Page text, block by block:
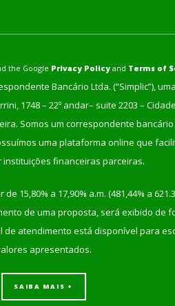
the Google Privacy Policy and Terms of
Bancário Ltda. (“Simplic”),
1748 – 22º andar– suite 2203 –
Somos um correspondente
uma plataforma online que
financeiras parceiras.
a 17,90% a.m. (481,44% a
de uma proposta, será exibido de
de atendimento está disponível para
apresentados.
SAIBA MAIS +